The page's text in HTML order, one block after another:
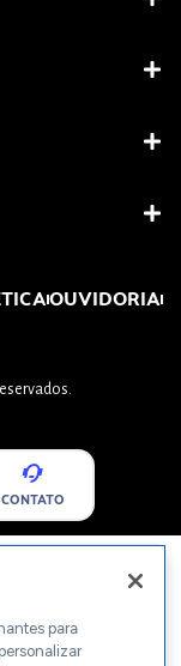
OUVIDORIA
CONTATO
para